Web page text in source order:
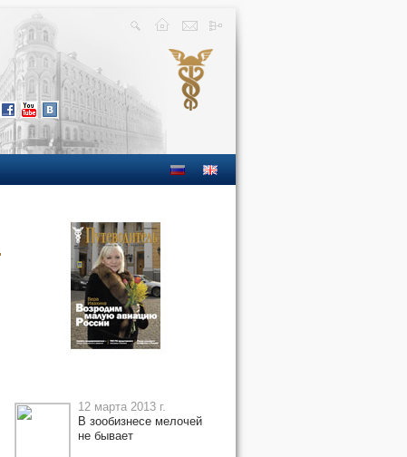
12 марта 2013 г.
В зообизнесе мелочей
не бывает